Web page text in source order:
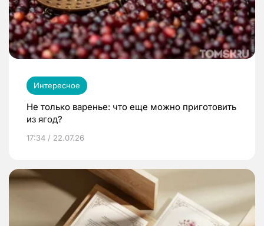
Интересное
Не только варенье: что еще можно приготовить
из ягод?
17:34 / 22.07.26